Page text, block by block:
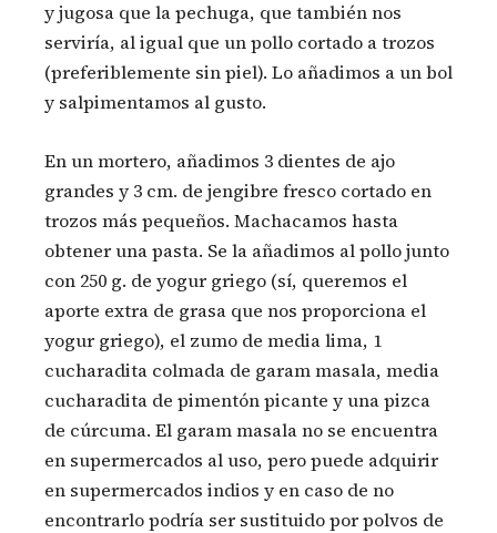
y jugosa que la pechuga, que también nos
serviría, al igual que un pollo cortado a trozos
(preferiblemente sin piel). Lo añadimos a un bol
y salpimentamos al gusto.
En un mortero, añadimos 3 dientes de ajo
grandes y 3 cm. de jengibre fresco cortado en
trozos más pequeños. Machacamos hasta
obtener una pasta. Se la añadimos al pollo junto
con 250 g. de yogur griego (sí, queremos el
aporte extra de grasa que nos proporciona el
yogur griego), el zumo de media lima, 1
cucharadita colmada de garam masala, media
cucharadita de pimentón picante y una pizca
de cúrcuma. El garam masala no se encuentra
en supermercados al uso, pero puede adquirir
en supermercados indios y en caso de no
encontrarlo podría ser sustituido por polvos de